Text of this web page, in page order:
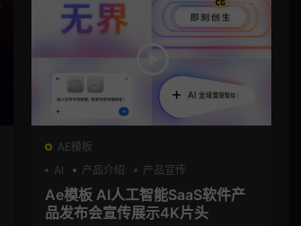
AE模板
AI
产品介绍 产品宣传
Ae模板 AI人工智能SaaS软件产
品发布会宣传展示4K片头